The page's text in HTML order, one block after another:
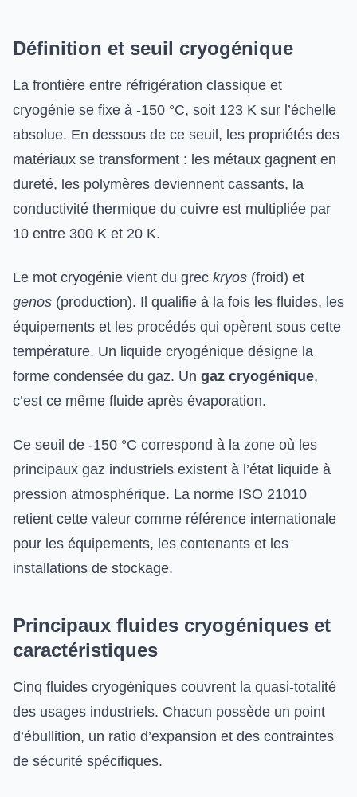
Définition et seuil cryogénique
La frontière entre réfrigération classique et
cryogénie se fixe à -150 °C, soit 123 K sur l’échelle
absolue. En dessous de ce seuil, les propriétés des
matériaux se transforment : les métaux gagnent en
dureté, les polymères deviennent cassants, la
conductivité thermique du cuivre est multipliée par
10 entre 300 K et 20 K.
Le mot cryogénie vient du grec kryos (froid) et
genos (production). Il qualifie à la fois les fluides, les
équipements et les procédés qui opèrent sous cette
température. Un liquide cryogénique désigne la
forme condensée du gaz. Un gaz cryogénique,
c’est ce même fluide après évaporation.
Ce seuil de -150 °C correspond à la zone où les
principaux gaz industriels existent à l’état liquide à
pression atmosphérique. La norme ISO 21010
retient cette valeur comme référence internationale
pour les équipements, les contenants et les
installations de stockage.
Principaux fluides cryogéniques et
caractéristiques
Cinq fluides cryogéniques couvrent la quasi-totalité
des usages industriels. Chacun possède un point
d’ébullition, un ratio d’expansion et des contraintes
de sécurité spécifiques.